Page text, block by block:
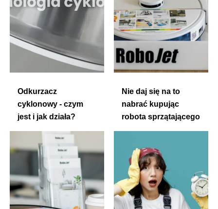
Odkurzacz
cyklonowy - czym
jest i jak działa?
Nie daj się na to
nabrać kupując
robota sprzątającego